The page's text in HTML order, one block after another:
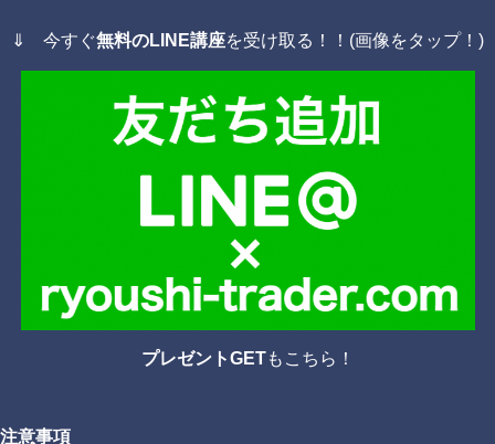
⇓ 今すぐ無料のLINE講座を受け取る！！(画像をタップ！)
プレゼントGETもこちら！
注意事項